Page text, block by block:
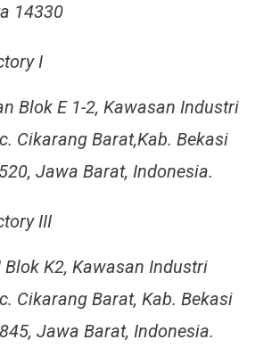
14330
I
Blok E 1-2, Kawasan Industri
Cikarang Barat,Kab. Bekasi
Jawa Barat, Indonesia.
III
Blok K2, Kawasan Industri
Cikarang Barat, Kab. Bekasi
Jawa Barat, Indonesia.